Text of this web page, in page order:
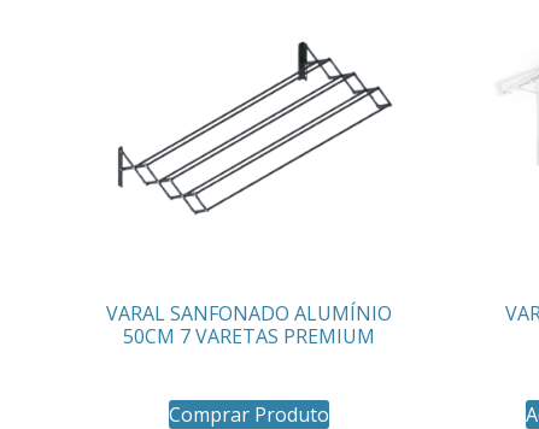
VARAL SANFONADO ALUMÍNIO
50CM 7 VARETAS PREMIUM
Comprar Produto